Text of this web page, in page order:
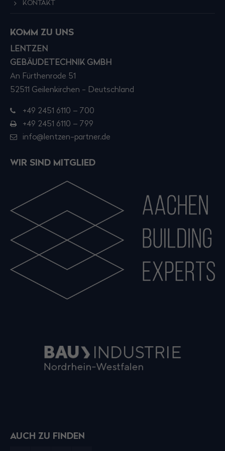
Have any questions?
About us
adipiscing elit.
Aenean commodo ligula eget dolor. Aenean
dis parturient montes, nascetur ridiculus mus.
KONTAKT
KOMM ZU UNS
LENTZEN
GEBÄUDETECHNIK GMBH
An Fürthenrode 51
52511 Geilenkirchen - Deutschland
+49 2451 6110 – 700
+49 2451 6110 – 799
info@lentzen-partner.de
WIR SIND MITGLIED
AUCH ZU FINDEN